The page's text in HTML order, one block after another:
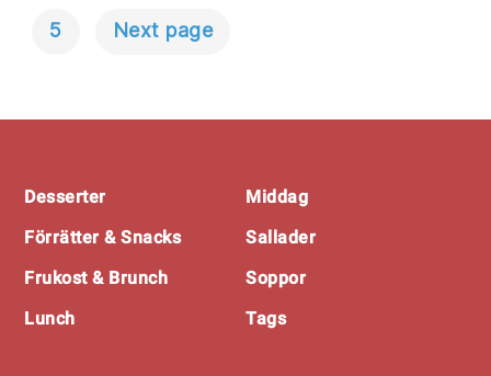
5 Next page
Footer
Desserter
Förrätter & Snacks
Frukost & Brunch
Lunch
Middag
Sallader
Soppor
Tags